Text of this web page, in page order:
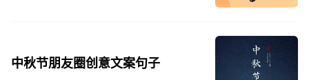
中秋节朋友圈创意文案句子